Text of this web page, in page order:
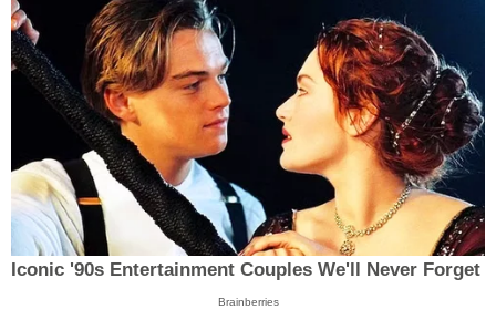
Iconic '90s Entertainment Couples We'll Never Forget
Brainberries